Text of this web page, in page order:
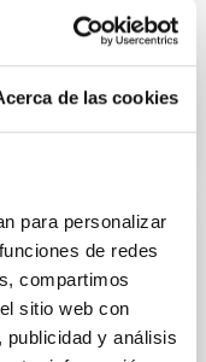
de las cookies
para personalizar
de redes
compartimos
sitio web con
y análisis
en el